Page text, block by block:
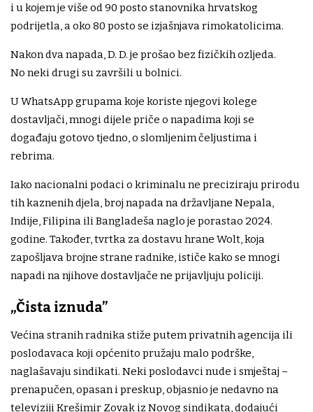
i u kojem je više od 90 posto stanovnika hrvatskog
podrijetla, a oko 80 posto se izjašnjava rimokatolicima.
Nakon dva napada, D. D. je prošao bez fizičkih ozljeda.
No neki drugi su završili u bolnici.
U WhatsApp grupama koje koriste njegovi kolege
dostavljači, mnogi dijele priče o napadima koji se
događaju gotovo tjedno, o slomljenim čeljustima i
rebrima.
Iako nacionalni podaci o kriminalu ne preciziraju prirodu
tih kaznenih djela, broj napada na državljane Nepala,
Indije, Filipina ili Bangladeša naglo je porastao 2024.
godine. Također, tvrtka za dostavu hrane Wolt, koja
zapošljava brojne strane radnike, ističe kako se mnogi
napadi na njihove dostavljače ne prijavljuju policiji.
„Čista iznuda”
Većina stranih radnika stiže putem privatnih agencija ili
poslodavaca koji općenito pružaju malo podrške,
naglašavaju sindikati. Neki poslodavci nude i smještaj –
prenapučen, opasan i preskup, objasnio je nedavno na
televiziji Krešimir Zovak iz Novog sindikata, dodajući